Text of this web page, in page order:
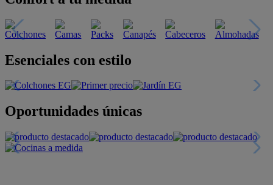
Esenciales con estilo
Oportunidades únicas